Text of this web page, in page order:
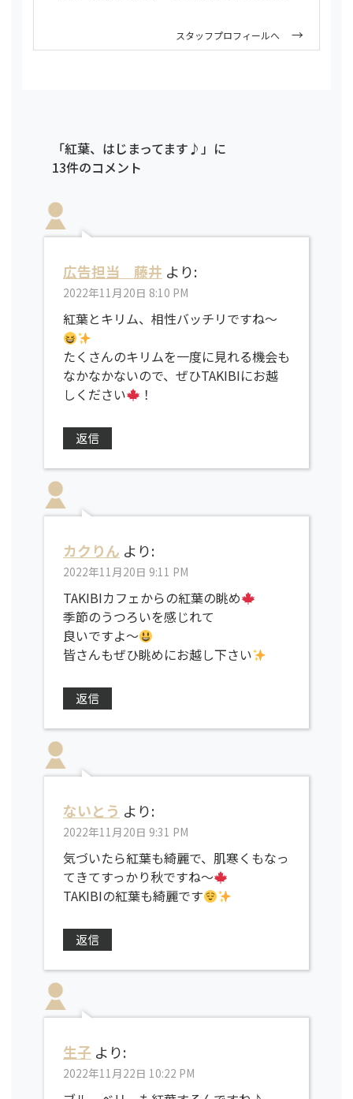
スタッフプロフィールへ
「紅葉、はじまってます♪」に
13件のコメント
広告担当 藤井 より:
2022年11月20日 8:10 PM
紅葉とキリム、相性バッチリですね〜
たくさんのキリムを一度に見れる機会も
なかなかないので、ぜひTAKIBIにお越
しください
！
返信
カクりん より:
2022年11月20日 9:11 PM
TAKIBIカフェからの紅葉の眺め
季節のうつろいを感じれて
良いですよ～
皆さんもぜひ眺めにお越し下さい
返信
ないとう より:
2022年11月20日 9:31 PM
気づいたら紅葉も綺麗で、肌寒くもなっ
てきてすっかり秋ですね〜
TAKIBIの紅葉も綺麗です
返信
生子 より:
2022年11月22日 10:22 PM